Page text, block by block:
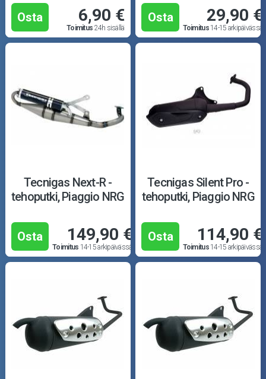
Osta 6,90 €
Toimitus 24h sisällä
Osta 29,90 €
Toimitus14-15 arkipäivässä
Tecnigas Next-R -
tehoputki, Piaggio NRG
Osta 149,90 €
Toimitus 14-15 arkipäivässä
Tecnigas Silent Pro -
tehoputki, Piaggio NRG
Osta 114,90 €
Toimitus14-15 arkipäivässä